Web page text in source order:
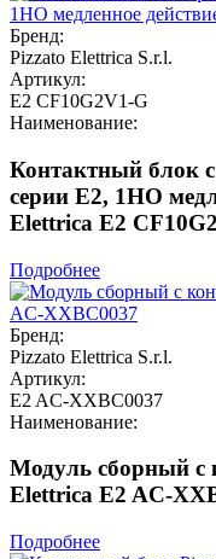
Бренд:
Pizzato Elettrica S.r.l.
Артикул:
E2 CF10G2V1-G
Наименование:
Контактный блок
серии E2, 1НО
Elettrica E2
Подробнее
Бренд:
Pizzato Elettrica S.r.l.
Артикул:
E2 AC-XXBC0037
Наименование:
Модуль сборный с
Elettrica E2 AC-
Подробнее